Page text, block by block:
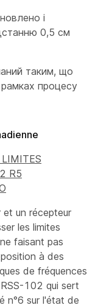
і
0,5 см
таким, що
процесу
LIMITES
R5
et un récepteur
les limites
faisant pas
à des
de fréquences
102 qui sert
n°6 sur l'état de